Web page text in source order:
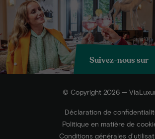
Suivez-nous sur
© Copyright 2026 —
Déclaration de
Politique en matière de
Conditions générales